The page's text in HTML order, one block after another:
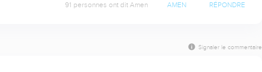
91 personnes ont dit Amen AMEN RÉPONDRE
Signaler le commentaire